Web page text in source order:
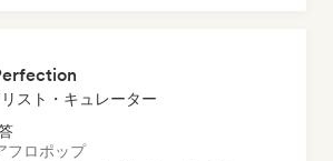
スト・キュレーター
フロポップ